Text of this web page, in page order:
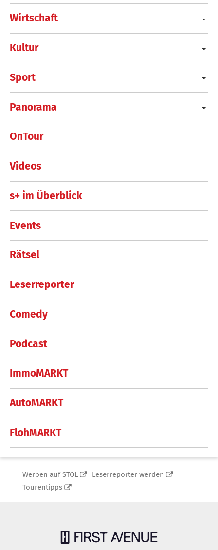
Wirtschaft
Kultur
Sport
Panorama
OnTour
Videos
s+ im Überblick
Events
Rätsel
Leserreporter
Comedy
Podcast
ImmoMARKT
AutoMARKT
FlohMARKT
Werben auf STOL
Leserreporter werden
Tourentipps